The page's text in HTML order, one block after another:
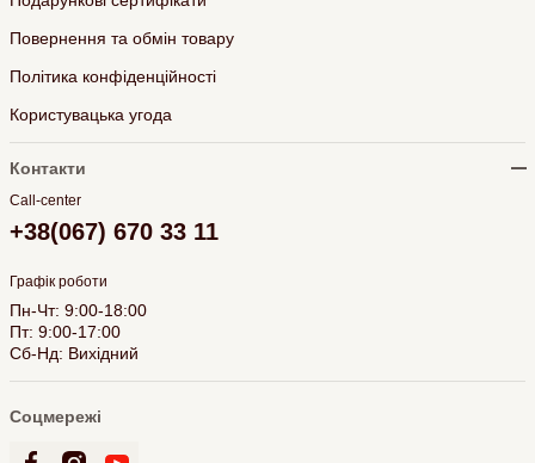
Повернення та обмін товару
Політика конфіденційності
Користувацька угода
Контакти
Call-center
+38(067) 670 33 11
Графік роботи
Пн-Чт: 9:00-18:00
Пт: 9:00-17:00
Сб-Нд: Вихідний
Соцмережі